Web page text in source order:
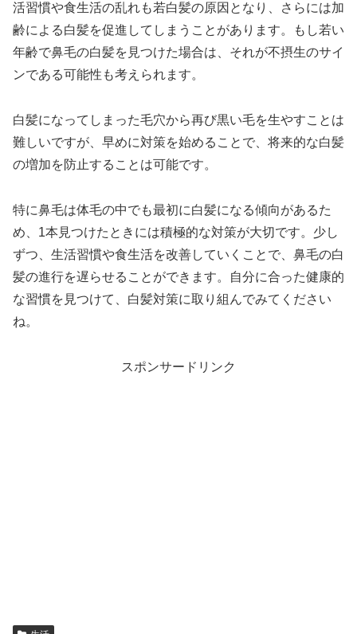
活習慣や食生活の乱れも若白髪の原因となり、さらには加
齢による白髪を促進してしまうことがあります。もし若い
年齢で鼻毛の白髪を見つけた場合は、それが不摂生のサイ
ンである可能性も考えられます。
白髪になってしまった毛穴から再び黒い毛を生やすことは
難しいですが、早めに対策を始めることで、将来的な白髪
の増加を防止することは可能です。
特に鼻毛は体毛の中でも最初に白髪になる傾向があるた
め、1本見つけたときには積極的な対策が大切です。少し
ずつ、生活習慣や食生活を改善していくことで、鼻毛の白
髪の進行を遅らせることができます。自分に合った健康的
な習慣を見つけて、白髪対策に取り組んでみてください
ね。
スポンサードリンク